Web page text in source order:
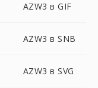
AZW3 в GIF
AZW3 в SNB
AZW3 в SVG